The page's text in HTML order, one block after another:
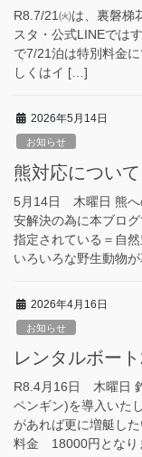
R8.7/21㈫は、裏磐梯
スタ・公式LINEでは
で7/21泊は特別料金
しくはイ […]
2026年5月14日
お知らせ
熊対応について
5月14日 木曜日 熊へ
安解決の為に本ブロ
指定されている＝自
いろいろな野生動物
2026年4月16日
お知らせ
レンタルボー
R8.4月16日 木曜日
ペンギン)を導入いた
があれば更に増艇し
料金 18000円とな